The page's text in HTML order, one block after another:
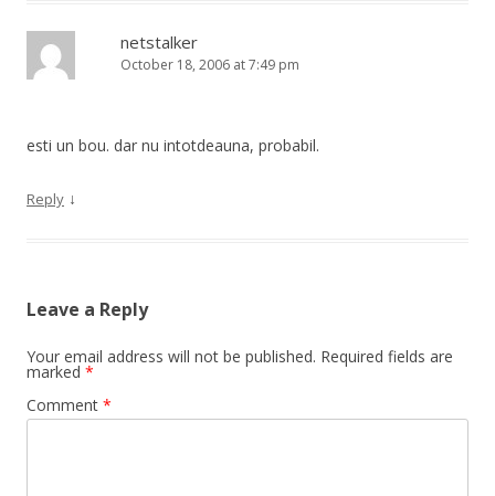
netstalker
October 18, 2006 at 7:49 pm
esti un bou. dar nu intotdeauna, probabil.
Reply ↓
Leave a Reply
Your email address will not be published. Required fields are
marked *
Comment *